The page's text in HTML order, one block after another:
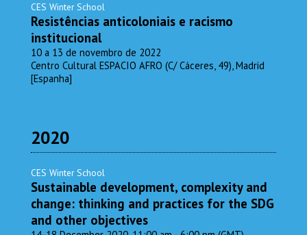
CES Winter School
Resistências anticoloniais e racismo
institucional
10 a 13 de novembro de 2022
Centro Cultural ESPACIO AFRO (C/ Cáceres, 49), Madrid
[Espanha]
2020
CES Winter School
Sustainable development, complexity and
change: thinking and practices for the SDG
and other objectives